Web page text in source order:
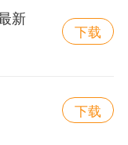
新
下载
下载